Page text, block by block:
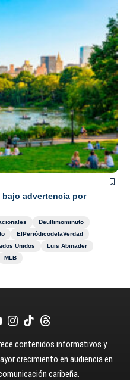
bajo advertencia por
Deultimominuto
ElPeriódicodelaVerdad
Unidos
Luis Abinader
MLB
contenidos informativos y
crecimiento en audiencia en
caribeña.